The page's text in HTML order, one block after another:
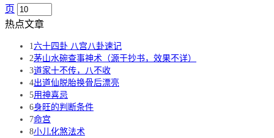
页
热点文章
1 六十四卦 八宫八卦速记
2茅山水碗查事神术（源于抄书，效果不详）
3道家十不传，八不收
4出道仙脱胎换骨后漂亮
5用神喜忌
6身旺的判断条件
7命宫
8小儿化煞法术